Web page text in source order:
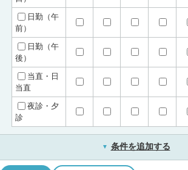
日勤（午
前）
日勤（午
後）
当直・日
当直
夜診・夕
診
▼ 条件を追加する